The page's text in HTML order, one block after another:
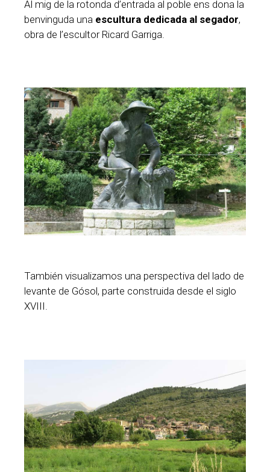
Al mig de la rotonda d’entrada al poble ens dona la
benvinguda una escultura dedicada al segador,
obra de l’escultor Ricard Garriga.
También visualizamos una perspectiva del lado de
levante de Gósol, parte construida desde el siglo
XVIII.